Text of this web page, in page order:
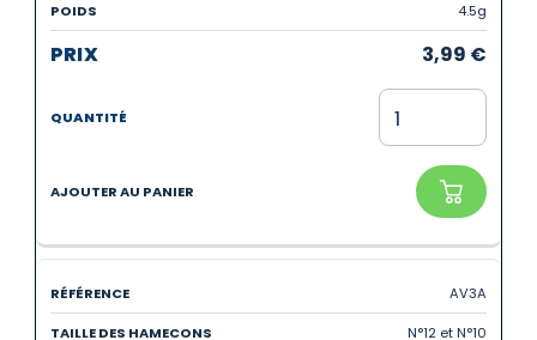
4.5g
3,99 €
AV3A
N°12 et N°10